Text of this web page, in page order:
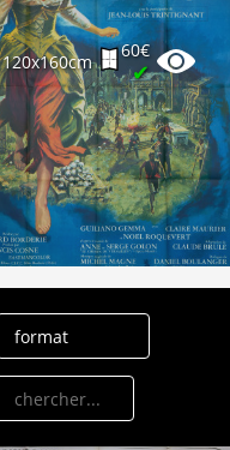
120x160cm
60€
✔